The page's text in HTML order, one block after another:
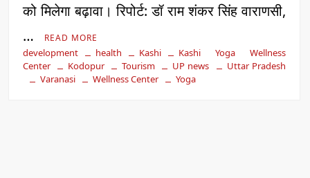
को मिलेगा बढ़ावा। रिपोर्ट: डॉ राम शंकर सिंह वाराणसी,
…
READ MORE
development health Kashi
Kashi Yoga Wellness
Center
Kodopur Tourism UP news
Uttar Pradesh
Varanasi
Wellness Center Yoga